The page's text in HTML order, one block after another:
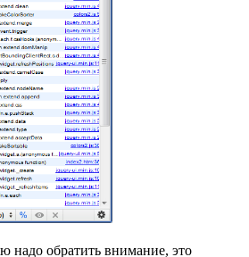
надо обратить внимание, это